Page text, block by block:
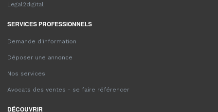
Legal2digital
SERVICES PROFESSIONNELS
Demande d'information
Déposer une annonce
Nos services
Avocats des ventes - se faire référencer
DÉCOUVRIR